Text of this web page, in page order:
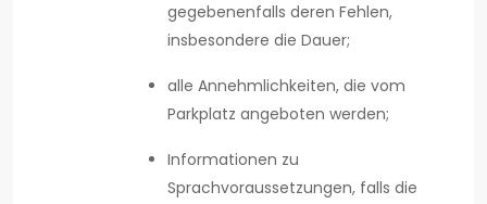
gegebenenfalls deren Fehlen,
insbesondere die Dauer;
alle Annehmlichkeiten, die vom
Parkplatz angeboten werden;
Informationen zu
Sprachvoraussetzungen, falls die